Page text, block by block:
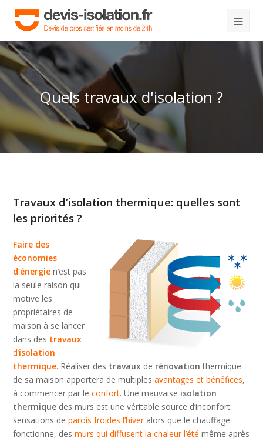
Quels travaux d'isolation ?
Travaux d’isolation thermique: quelles sont
les priorités ?
Faire des
économies
d’énergie n’est pas
la seule raison qui
motive les
propriétaires de
maison à se lancer
dans des travaux
d’isolation
thermique. Réaliser des travaux de rénovation thermique
de sa maison apportera de multiplesavantages et bénéfices,
à commencer par leconfort. Une mauvaise isolation
thermique des murs est une véritable source d’inconfort:
sensations deparois froides l’hiveralors que le chauffage
fonctionne, desmurs qui diffusent la chaleur l’été même après